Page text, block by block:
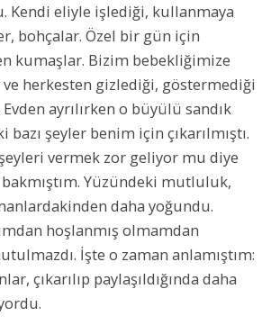
Kendi eliyle işlediği, kullanmaya
bohçalar. Özel bir gün için
kumaşlar. Bizim bebekliğimize
ve herkesten gizlediği, göstermediği
ayrılırken o büyülü sandık
bazı şeyler benim için çıkarılmıştı.
şeyleri vermek zor geliyor mu diye
Yüzündeki mutluluk,
daha yoğundu.
hoşlanmış olmamdan
İşte o zaman anlamıştım:
çıkarılıp paylaşıldığında daha